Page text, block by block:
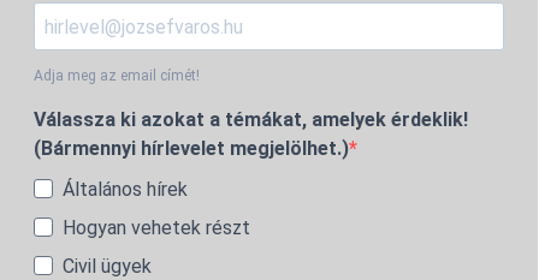
Adja meg az email címét!
Válassza ki azokat a témákat, amelyek érdeklik!
(Bármennyi hírlevelet megjelölhet.)
Általános hírek
Hogyan vehetek részt
Civil ügyek